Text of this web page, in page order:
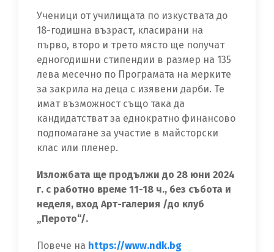
Ученици от училищата по изкуствата до
18-годишна възраст, класирани на
първо, второ и трето място ще получат
едногодишни стипендии в размер на 135
лева месечно по Програмата на мерките
за закрила на деца с изявени дарби. Те
имат възможност също така да
кандидатстват за еднократно финансово
подпомагане за участие в майсторски
клас или пленер.
Изложбата ще продължи до 28 юни 2024
г. с работно време 11-18 ч., без събота и
неделя, вход Арт-галерия /до клуб
„Перото“/.
Повече на https://www.ndk.bg